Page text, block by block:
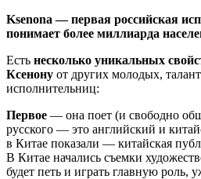
Ksenona — первая российская
понимает более миллиарда
Есть несколько уникальных
Ксенону от других молодых,
исполнительниц:
Первое — она поет (и свободно
русского — это английский и
в Китае показали — китайская
В Китае начались съемки
будет петь и играть главную роль,